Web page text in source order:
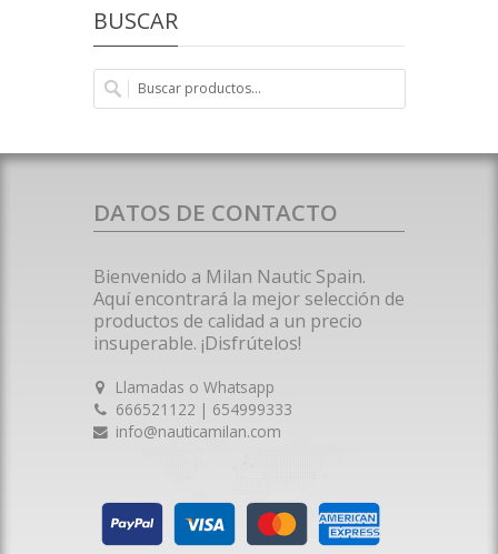
BUSCAR
DATOS DE CONTACTO
Bienvenido a Milan Nautic Spain.
Aquí encontrará la mejor selección de
productos de calidad a un precio
insuperable. ¡Disfrútelos!
Llamadas o Whatsapp
666521122 | 654999333
info@nauticamilan.com